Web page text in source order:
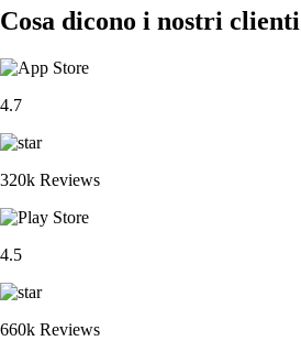
Cosa dicono i nostri clienti
4.7
320k Reviews
4.5
660k Reviews